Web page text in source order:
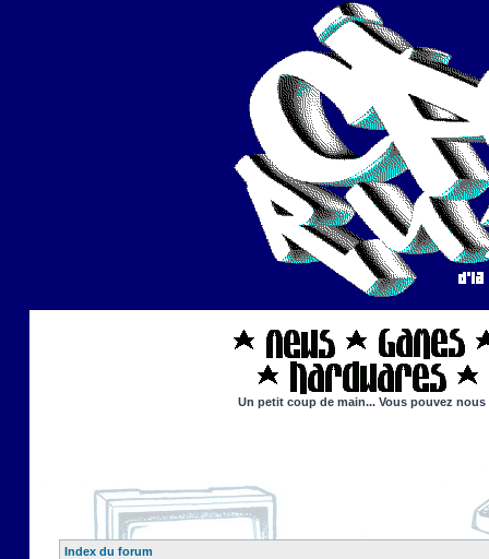
Un petit coup de main... Vous pouvez
Index du forum